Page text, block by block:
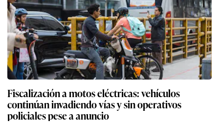
Fiscalización a motos eléctricas: vehículos
continúan invadiendo vías y sin operativos
policiales pese a anuncio